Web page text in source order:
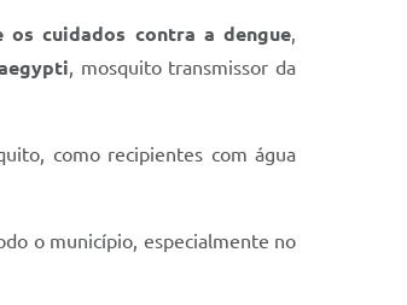
os cuidados contra a dengue,
, mosquito transmissor da
como recipientes com água
o município, especialmente no